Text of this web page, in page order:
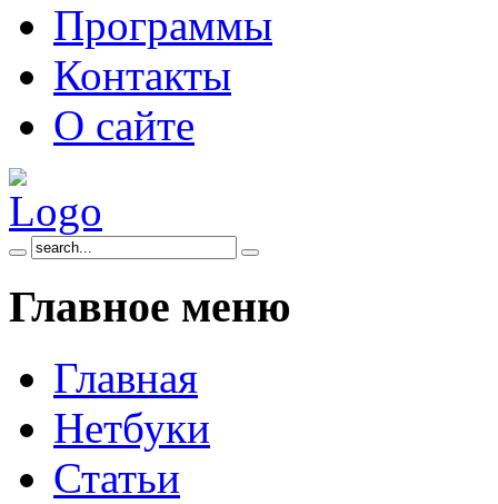
Программы
Контакты
О сайте
Главное меню
Главная
Нетбуки
Статьи